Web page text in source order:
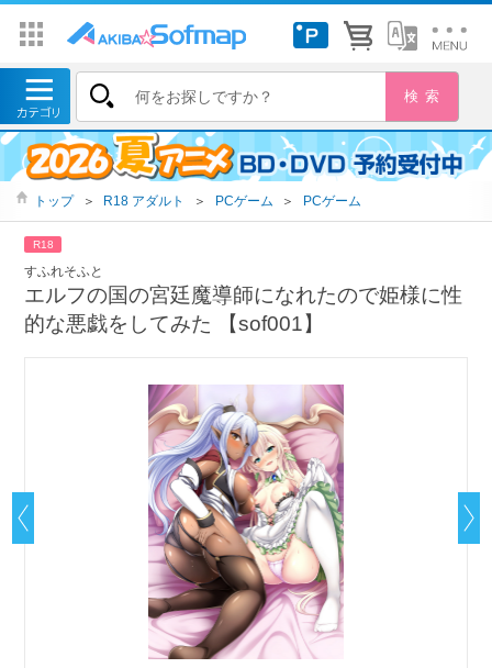
トップ ＞ R18 アダルト ＞ PCゲーム ＞ PCゲーム
R18
すふれそふと
エルフの国の宮廷魔導師になれたので姫様に性
的な悪戯をしてみた 【sof001】